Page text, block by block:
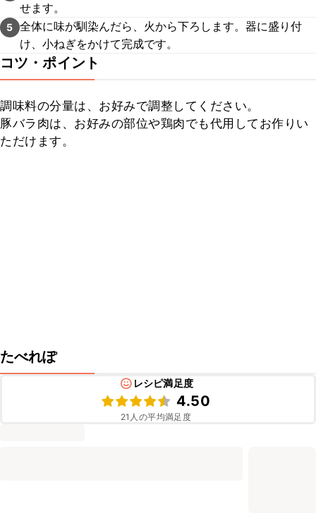
せます。
5 全体に味が馴染んだら、火から下ろします。器に盛り付
け、小ねぎをかけて完成です。
コツ・ポイント
調味料の分量は、お好みで調整してください。
豚バラ肉は、お好みの部位や鶏肉でも代用してお作りい
ただけます。
たべれぽ
レシピ満足度
4.50
21 人の平均満足度